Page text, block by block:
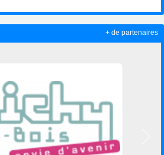
+ de partenaires